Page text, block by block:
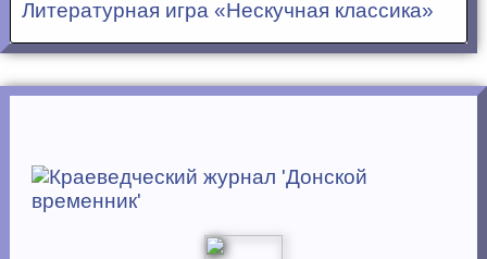
Литературная игра «Нескучная классика»